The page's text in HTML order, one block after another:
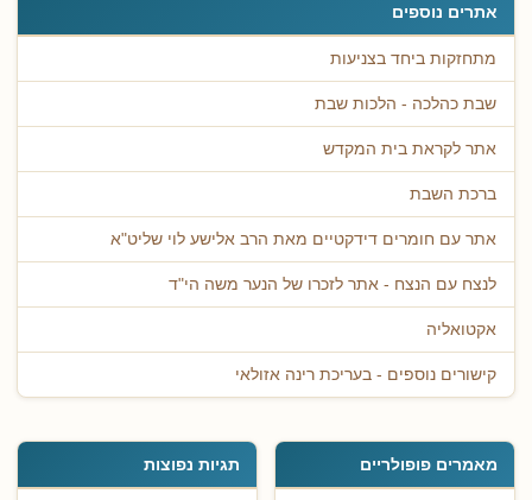
אתרים נוספים
מתחזקות ביחד בצניעות
שבת כהלכה - הלכות שבת
אתר לקראת בית המקדש
ברכת השבת
אתר עם חומרים דידקטיים מאת הרב אלישע לוי שליט"א
לנצח עם הנצח - אתר לזכרו של הנער משה הי"ד
אקטואליה
קישורים נוספים - בעריכת רינה אזולאי
מאמרים פופולריים תגיות נפוצות